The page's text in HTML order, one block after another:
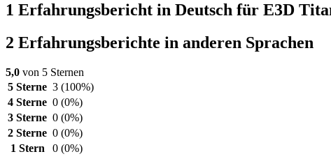
1 Erfahrungsbericht in Deutsch für E3D
2 Erfahrungsberichte in anderen Sprachen
5,0 von 5 Sternen
5 Sterne 3 (100%)
4 Sterne 0 (0%)
3 Sterne 0 (0%)
2 Sterne 0 (0%)
1 Stern
0 (0%)